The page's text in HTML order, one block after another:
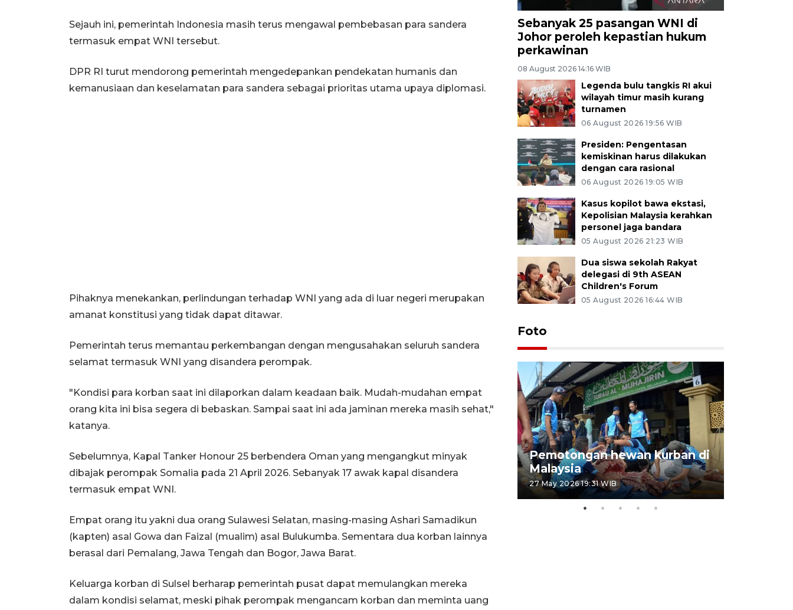
Sejauh ini, pemerintah Indonesia masih terus mengawal pembebasan para sandera
termasuk empat WNI tersebut.
DPR RI turut mendorong pemerintah mengedepankan pendekatan humanis dan
kemanusiaan dan keselamatan para sandera sebagai prioritas utama upaya diplomasi.
Pihaknya menekankan, perlindungan terhadap WNI yang ada di luar negeri merupakan
amanat konstitusi yang tidak dapat ditawar.
Pemerintah terus memantau perkembangan dengan mengusahakan seluruh sandera
selamat termasuk WNI yang disandera perompak.
"Kondisi para korban saat ini dilaporkan dalam keadaan baik. Mudah-mudahan empat
orang kita ini bisa segera di bebaskan. Sampai saat ini ada jaminan mereka masih sehat,"
katanya.
Sebelumnya, Kapal Tanker Honour 25 berbendera Oman yang mengangkut minyak
dibajak perompak Somalia pada 21 April 2026. Sebanyak 17 awak kapal disandera
termasuk empat WNI.
Empat orang itu yakni dua orang Sulawesi Selatan, masing-masing Ashari Samadikun
(kapten) asal Gowa dan Faizal (mualim) asal Bulukumba. Sementara dua korban lainnya
berasal dari Pemalang, Jawa Tengah dan Bogor, Jawa Barat.
Keluarga korban di Sulsel berharap pemerintah pusat dapat memulangkan mereka
dalam kondisi selamat, meski pihak perompak mengancam korban dan meminta uang
Sebanyak 25 pasangan WNI di
Johor peroleh kepastian hukum
perkawinan
08 August 2026 14:16 WIB
Legenda bulu tangkis RI akui
wilayah timur masih kurang
turnamen
06 August 2026 19:56 WIB
Presiden: Pengentasan
kemiskinan harus dilakukan
dengan cara rasional
06 August 2026 19:05 WIB
Kasus kopilot bawa ekstasi,
Kepolisian Malaysia kerahkan
personel jaga bandara
05 August 2026 21:23 WIB
Dua siswa sekolah Rakyat
delegasi di 9th ASEAN
Children's Forum
05 August 2026 16:44 WIB
Foto
Tarawih di Malaysia
Pemotongan hewan kurban di
Malaysia
27 May 2026 19:31 WIB